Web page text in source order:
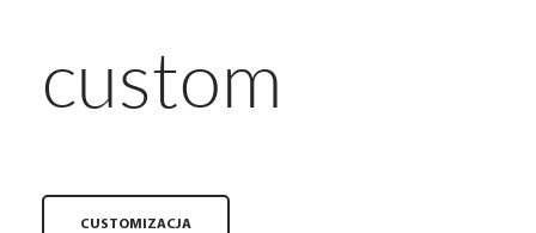
custom
CUSTOMIZACJA